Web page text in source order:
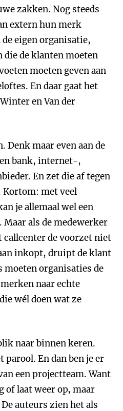
zakken. Nog steeds
extern hun merk
eigen organisatie,
die de klanten moeten
moeten geven aan
En daar gaat het
en Van der
Denk maar even aan de
bank, internet-,
En zet die af tegen
Kortom: met veel
je allemaal wel een
als de medewerker
callcenter de voorzet niet
inkopt, druipt de klant
moeten organisaties de
naar echte
wél doen wat ze
naar binnen keren.
En dan ben je er
een projectteam. Want
of laat weer op, maar
auteurs zien het als